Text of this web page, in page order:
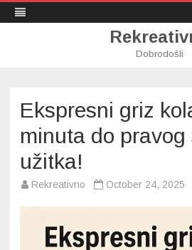
Dobrodošli
Ekspresni griz
minuta do pravog
užitka!
Rekreativno October 24, 2025